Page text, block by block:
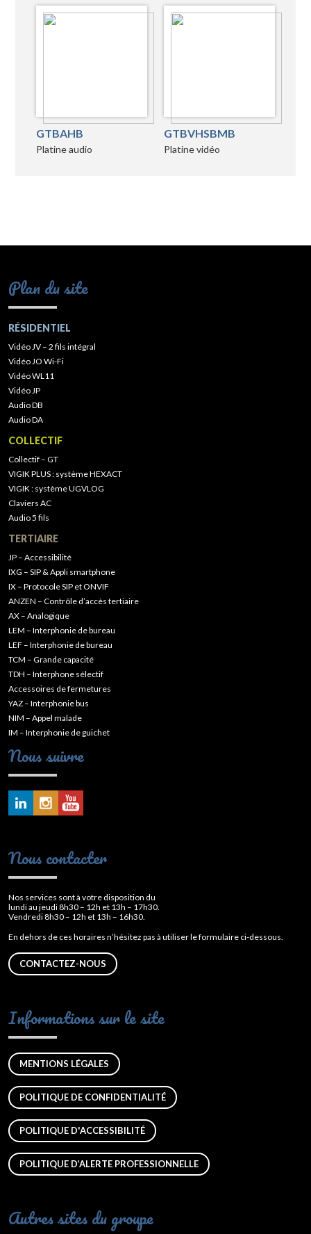
GTBAHB
Platine audio
GTBVHSBMB
Platine vidéo
Plan du site
RÉSIDENTIEL
Vidéo JV – 2 fils intégral
Vidéo JO Wi-Fi
Vidéo WL11
Vidéo JP
Audio DB
Audio DA
COLLECTIF
Collectif – GT
VIGIK PLUS : système HEXACT
VIGIK : système UGVLOG
Claviers AC
Audio 5 fils
TERTIAIRE
JP – Accessibilité
IXG – SIP & Appli smartphone
IX – Protocole SIP et ONVIF
ANZEN – Contrôle d’accès tertiaire
AX – Analogique
LEM – Interphonie de bureau
LEF – Interphonie de bureau
TCM – Grande capacité
TDH – Interphone sélectif
Accessoires de fermetures
YAZ – Interphonie bus
NIM – Appel malade
IM – Interphonie de guichet
Nous suivre
Nous contacter
Nos services sont à votre disposition du
lundi au jeudi 8h30 – 12h et 13h – 17h30.
Vendredi 8h30 – 12h et 13h – 16h30.
En dehors de ces horaires n’hésitez pas à utiliser le formulaire ci-dessous.
CONTACTEZ-NOUS
Informations sur le site
MENTIONS LÉGALES
POLITIQUE DE CONFIDENTIALITÉ
POLITIQUE D'ACCESSIBILITÉ
POLITIQUE D’ALERTE PROFESSIONNELLE
Autres sites du groupe